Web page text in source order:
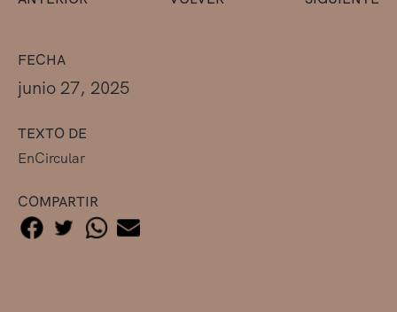
FECHA
junio 27, 2025
TEXTO DE
EnCircular
COMPARTIR